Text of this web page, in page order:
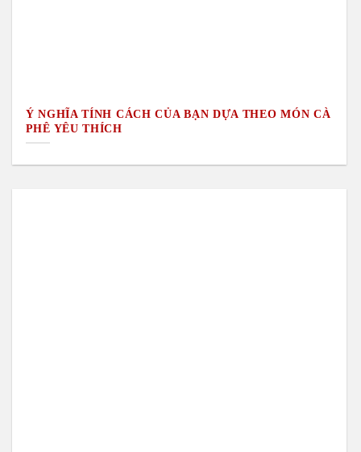
Ý NGHĨA TÍNH CÁCH CỦA BẠN DỰA THEO MÓN CÀ
PHÊ YÊU THÍCH